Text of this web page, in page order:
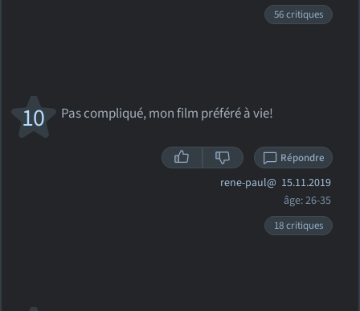
56 critiques
Pas compliqué, mon film préféré à vie!
10
Répondre
rene-paul@ 15.11.2019
âge: 26-35
18 critiques